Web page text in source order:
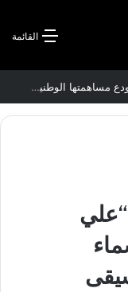
القائمة
الاتفاقية الأممية بشأن تغير المناخ :الجزائر تودع مساهمتها الوطنية المحددة لسنة 2026